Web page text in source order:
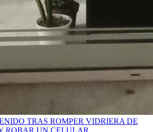
TRAS ROMPER VIDRIERA DE
ROBAR UN CELULAR